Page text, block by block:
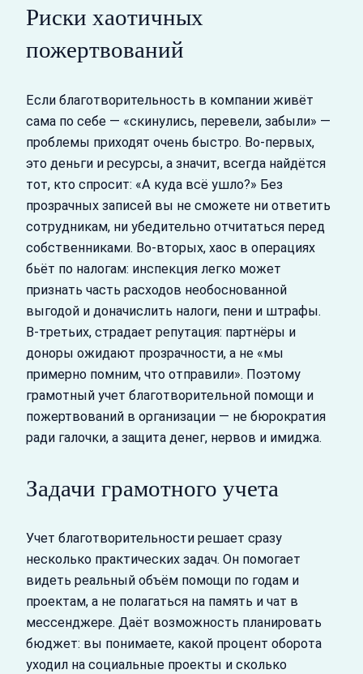
Риски хаотичных
пожертвований
Если благотворительность в компании живёт
сама по себе — «скинулись, перевели, забыли» —
проблемы приходят очень быстро. Во‑первых,
это деньги и ресурсы, а значит, всегда найдётся
тот, кто спросит: «А куда всё ушло?» Без
прозрачных записей вы не сможете ни ответить
сотрудникам, ни убедительно отчитаться перед
собственниками. Во‑вторых, хаос в операциях
бьёт по налогам: инспекция легко может
признать часть расходов необоснованной
выгодой и доначислить налоги, пени и штрафы.
В‑третьих, страдает репутация: партнёры и
доноры ожидают прозрачности, а не «мы
примерно помним, что отправили». Поэтому
грамотный учет благотворительной помощи и
пожертвований в организации — не бюрократия
ради галочки, а защита денег, нервов и имиджа.
Задачи грамотного учета
Учет благотворительности решает сразу
несколько практических задач. Он помогает
видеть реальный объём помощи по годам и
проектам, а не полагаться на память и чат в
мессенджере. Даёт возможность планировать
бюджет: вы понимаете, какой процент оборота
уходил на социальные проекты и сколько